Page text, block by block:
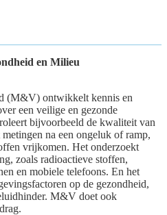
en Milieu
(M&V) ontwikkelt kennis en
een veilige en gezonde
bijvoorbeeld de kwaliteit van
na een ongeluk of ramp,
vrijkomen. Het onderzoekt
zoals radioactieve stoffen,
en mobiele telefoons. En het
op de gezondheid,
M&V doet ook